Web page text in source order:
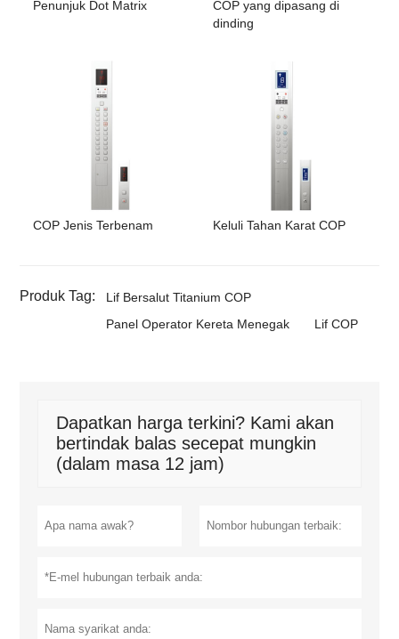
Penunjuk Dot Matrix
COP yang dipasang di
dinding
COP Jenis Terbenam Keluli Tahan Karat COP
Produk Tag:
Lif Bersalut Titanium COP
Panel Operator Kereta Menegak
Lif COP
Dapatkan harga terkini? Kami akan
bertindak balas secepat mungkin
(dalam masa 12 jam)